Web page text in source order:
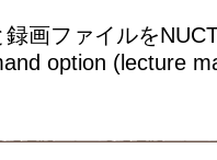
画ファイルを
option (lecture